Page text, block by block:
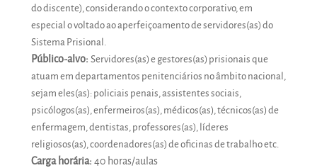
do discente), considerando o contexto corporativo, em
especial o voltado ao aperfeiçoamento de servidores(as) do
Sistema Prisional.
Público-alvo: Servidores(as) e gestores(as) prisionais que
atuam em departamentos penitenciários no âmbito nacional,
sejam eles(as): policiais penais, assistentes sociais,
psicólogos(as), enfermeiros(as), médicos(as), técnicos(as) de
enfermagem, dentistas, professores(as), líderes
religiosos(as), coordenadores(as) de oficinas de trabalho etc.
Carga horária:40 horas/aulas